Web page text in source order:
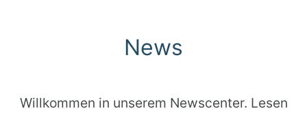
News
Willkommen in unserem Newscenter. Lesen